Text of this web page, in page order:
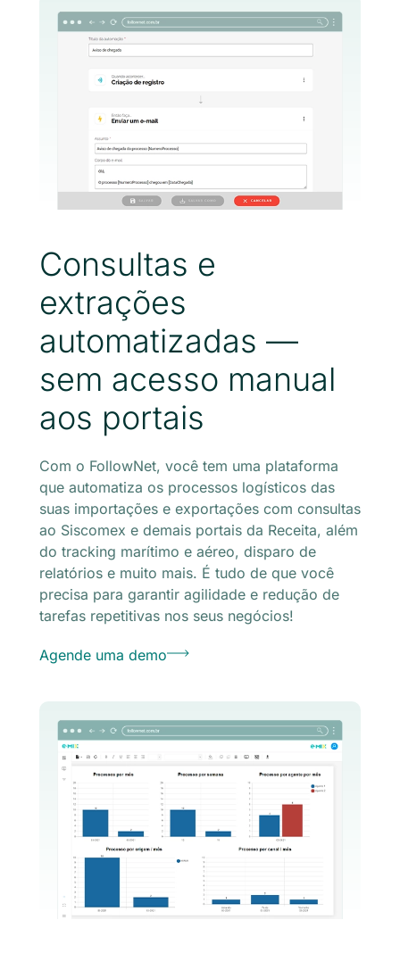
Consultas e
extrações
automatizadas —
sem acesso manual
aos portais
Com o FollowNet, você tem uma plataforma
que automatiza os processos logísticos das
suas importações e exportações com consultas
ao Siscomex e demais portais da Receita, além
do tracking marítimo e aéreo, disparo de
relatórios e muito mais. É tudo de que você
precisa para garantir agilidade e redução de
tarefas repetitivas nos seus negócios!
Agende uma demo